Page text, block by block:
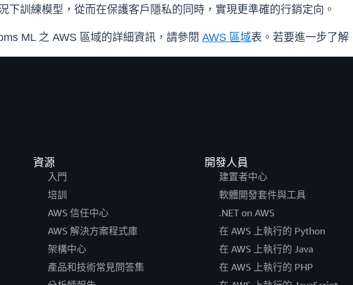
下訓練模型，從而在保護客戶隱私的同時，實現更準確的行銷定向。
ML 之 AWS 區域的詳細資訊，請參閱 AWS 區域表。若要進一步了解
資源
入門
培訓
AWS 信任中心
AWS 解決方案程式庫
架構中心
產品和技術常見問答集
開發人員
建置者中心
軟體開發套件與工具
.NET on AWS
在 AWS 上執行的 Python
在 AWS 上執行的 Java
在 AWS 上執行的 PHP